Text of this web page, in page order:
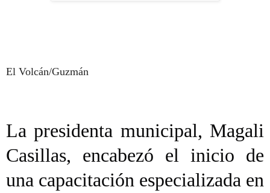
El Volcán/Guzmán
La presidenta municipal, Magali
Casillas, encabezó el inicio de
una capacitación especializada en